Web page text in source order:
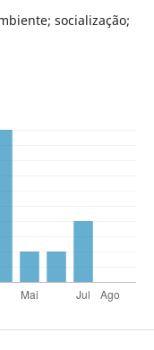
socialização;